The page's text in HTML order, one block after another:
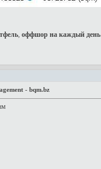
, оффшор на каждый день
- bqm.bz